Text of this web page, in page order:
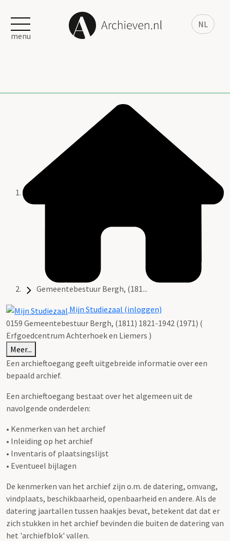
NL
menu
Gemeentebestuur Bergh, (181...
Mijn Studiezaal (inloggen)
0159 Gemeentebestuur Bergh, (1811) 1821-1942 (1971) (
Erfgoedcentrum Achterhoek en Liemers )
Meer...
Een archieftoegang geeft uitgebreide informatie over een
bepaald archief.
Een archieftoegang bestaat over het algemeen uit de
navolgende onderdelen:
• Kenmerken van het archief
• Inleiding op het archief
• Inventaris of plaatsingslijst
• Eventueel bijlagen
De kenmerken van het archief zijn o.m. de datering, omvang,
vindplaats, beschikbaarheid, openbaarheid en andere. Als de
datering jaartallen tussen haakjes bevat, betekent dat dat er
zich stukken in het archief bevinden die buiten de datering van
het 'archiefblok' vallen.